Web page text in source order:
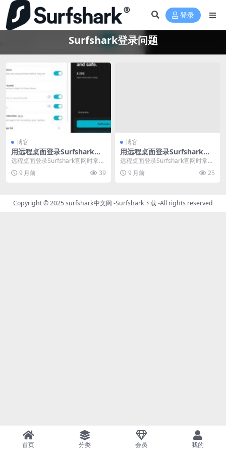
登录
Surfshark登录问题
博客
用远程桌面登录Surfshark官
网会触发二次谷歌验证吗
远程桌面登录Surfshark官网时常会
触发谷歌二次验证，这是系统检测
到陌生网络...
9 月前 39
博客
用远程桌面登录Surfshark官
网会触发二次谷歌验证吗
远程桌面登录Surfshark官网时常触
发谷歌二次验证，主要因系统检测
到非常用I...
9 月前 25
Copyright © 2025surfshark中文网 -Surfshark下载-All rights reserved
首页 分类 会员 我的